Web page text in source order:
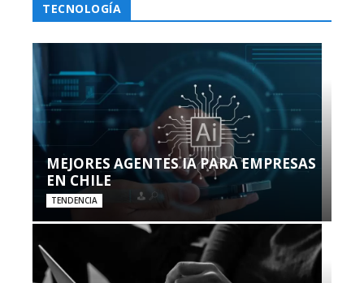
TECNOLOGÍA
MEJORES AGENTES IA PARA EMPRESAS
EN CHILE
TENDENCIA